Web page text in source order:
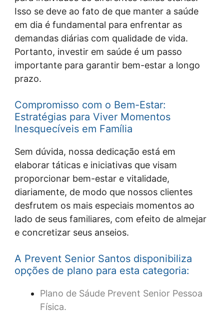
Isso se deve ao fato de que manter a saúde
em dia é fundamental para enfrentar as
demandas diárias com qualidade de vida.
Portanto, investir em saúde é um passo
importante para garantir bem-estar a longo
prazo.
Compromisso com o Bem-Estar:
Estratégias para Viver Momentos
Inesquecíveis em Família
Sem dúvida, nossa dedicação está em
elaborar táticas e iniciativas que visam
proporcionar bem-estar e vitalidade,
diariamente, de modo que nossos clientes
desfrutem os mais especiais momentos ao
lado de seus familiares, com efeito de almejar
e concretizar seus anseios.
A Prevent Senior Santos disponibiliza
opções de plano para esta categoria:
Plano de Sáude Prevent Senior Pessoa
Física.